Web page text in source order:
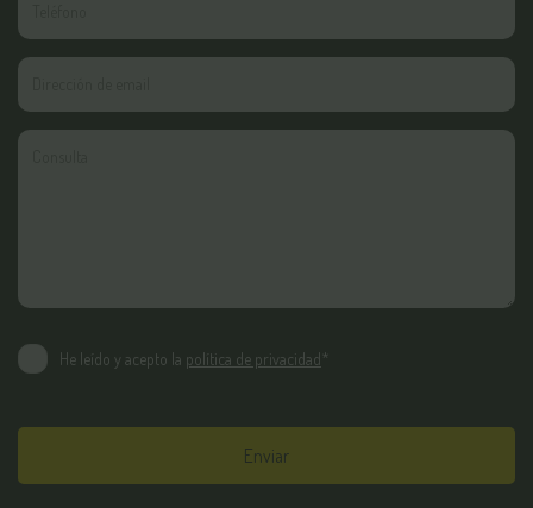
He leído y acepto la política de privacidad*
Enviar